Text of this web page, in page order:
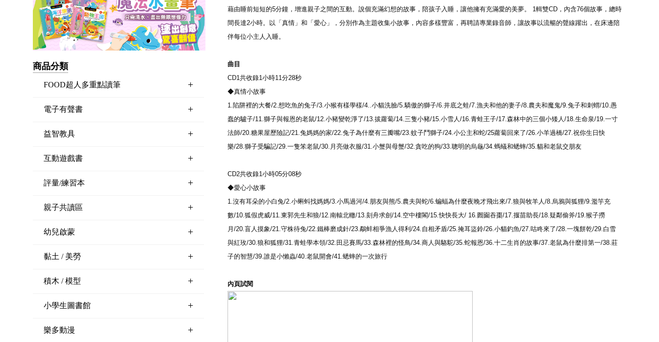
商品分類
FOOD超人多重點讀筆 +
電子有聲書 +
益智教具 +
互動遊戲書 +
評量/練習本 +
親子共讀區 +
幼兒啟蒙 +
黏土 / 美勞 +
積木 / 模型 +
小學生圖書館 +
樂多動漫 +
藉由睡前短短的5分鐘，增進親子之間的互動。說個充滿幻想的故事，陪孩子入睡，讓他擁有充滿愛的美夢。 1輯雙CD，內含76個故事，總時
間長達2小時。以「真情」和「愛心」，分別作為主題收集小故事，內容多樣豐富，再聘請專業錄音師，讓故事以流暢的聲線躍出，在床邊陪
伴每位小主人入睡。
曲目
CD1共收錄1小時11分28秒
◆真情小故事
1.陷阱裡的大餐/2.想吃魚的兔子/3.小猴有樣學樣/4..小貓洗臉/5.驕傲的獅子/6.井底之蛙/7.漁夫和他的妻子/8.農夫和魔鬼/9.兔子和刺蝟/10.愚
蠢的驢子/11.獅子與報恩的老鼠/12.小豬變乾淨了/13.拔蘿蔔/14.三隻小豬/15.小雪人/16.青蛙王子/17.森林中的三個小矮人/18.生命泉/19.一寸
法師/20.糖果屋歷險記/21.兔媽媽的家/22.兔子為什麼有三瓣嘴/23.蚊子鬥獅子/24.小公主和蛇/25蘿蔔回來了/26.小羊過橋/27.祝你生日快
樂/28.獅子受騙記/29.一隻笨老鼠/30.月亮做衣服/31.小蟹與母蟹/32.貪吃的狗/33.聰明的烏龜/34.螞蟻和蟋蟀/35.貓和老鼠交朋友
CD2共收錄1小時05分08秒
◆愛心小故事
1.沒有耳朵的小白兔/2.小蝌蚪找媽媽/3.小馬過河/4.朋友與熊/5.農夫與蛇/6.蝙蝠為什麼夜晚才飛出來/7.狼與牧羊人/8.烏鴉與狐狸/9.濫竽充
數/10.狐假虎威/11.東郭先生和狼/12.南轅北轍/13.刻舟求劍/14.空中樓閣/15.快快長大/ 16.囫圇吞棗/17.揠苗助長/18.疑鄰偷斧/19.猴子撈
月/20.盲人摸象/21.守株待兔/22.鐵棒磨成針/23.鷸蚌相爭漁人得利/24.自相矛盾/25.掩耳盜鈴/26.小貓釣魚/27.咕咚來了/28.一塊餅乾/29.白雪
與紅玫/30.狼和狐狸/31.青蛙學本領/32.田忌賽馬/33.森林裡的怪鳥/34.商人與駱駝/35.蛇報恩/36.十二生肖的故事/37.老鼠為什麼排第一/38.莊
子的智慧/39.誰是小懶蟲/40.老鼠開會/41.蟋蟀的一次旅行
內頁試閱